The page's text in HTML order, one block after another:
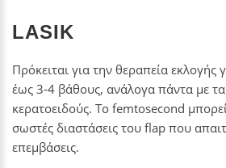
LASIK
Πρόκειται για την θεραπεία εκλογής
έως 3-4 βάθους, ανάλογα πάντα με
κερατοειδούς. Το femtosecond
σωστές διαστάσεις του flap που
επεμβάσεις.